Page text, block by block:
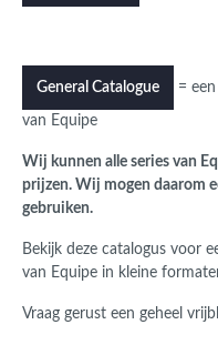
General Catalogue =
van Equipe
Wij kunnen alle series van
prijzen. Wij mogen daarom
gebruiken.
Bekijk deze catalogus voor
van Equipe in kleine
Vraag gerust een geheel